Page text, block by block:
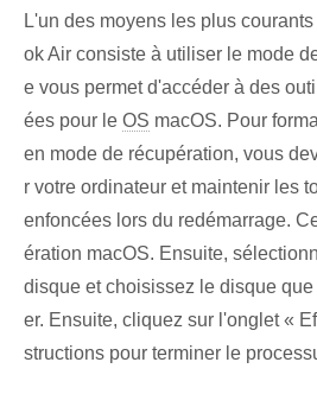
L'un des moyens les plus
ok ⁢Air consiste à utiliser le mode
e vous permet d'accéder à des
ées pour le OS macOS. Pour
en mode de récupération, vous
r votre ordinateur et maintenir les
enfoncées lors du redémarrage.
ération macOS. Ensuite,
disque et choisissez le disque
er. Ensuite, cliquez sur l'onglet «
structions pour terminer le